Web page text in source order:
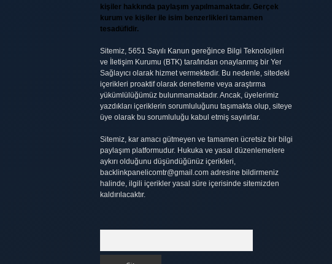
kişiler hakkında paylaşım yapılmamaktadır. Gerçek
kurum ve kişiler ile isim benzerlikleri tamamen
tesadüfidir.
Sitemiz, 5651 Sayılı Kanun gereğince Bilgi Teknolojileri
ve İletişim Kurumu (BTK) tarafından onaylanmış bir Yer
Sağlayıcı olarak hizmet vermektedir. Bu nedenle, sitedeki
içerikleri proaktif olarak denetleme veya araştırma
yükümlülüğümüz bulunmamaktadır. Ancak, üyelerimiz
yazdıkları içeriklerin sorumluluğunu taşımakta olup, siteye
üye olarak bu sorumluluğu kabul etmiş sayılırlar.
Sitemiz, kar amacı gütmeyen ve tamamen ücretsiz bir bilgi
paylaşım platformudur. Hukuka ve yasal düzenlemelere
aykırı olduğunu düşündüğünüz içerikleri,
backlinkpanelicomtr@gmail.comadresine bildirmeniz
halinde, ilgili içerikler yasal süre içerisinde sitemizden
kaldırılacaktır.